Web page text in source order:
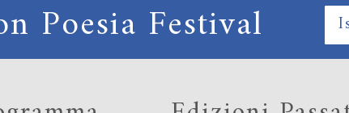
Poesia Festival